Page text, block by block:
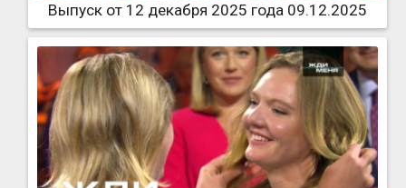
Выпуск от 12 декабря 2025 года 09.12.2025